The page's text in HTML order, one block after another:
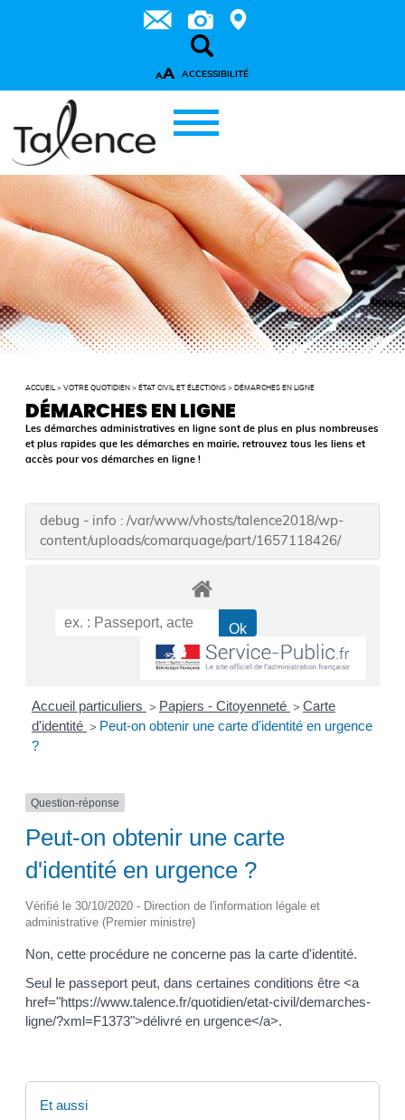
AA ACCESSIBILITÉ
ACCUEIL >VOTRE QUOTIDIEN > ÉTAT CIVIL ET ÉLECTIONS > DÉMARCHES EN LIGNE
DÉMARCHES EN LIGNE
Les démarches administratives en ligne sont de plus en plus nombreuses
et plus rapides que les démarches en mairie, retrouvez tous les liens et
accès pour vos démarches en ligne !
debug - info : /var/www/vhosts/talence2018/wp-
content/uploads/comarquage/part/1657118426/
Accueil particuliers > Papiers - Citoyenneté > Carte
d'identité > Peut-on obtenir une carte d'identité en urgence
?
Question-réponse
Peut-on obtenir une carte
d'identité en urgence ?
Vérifié le 30/10/2020 - Direction de l'information légale et
administrative (Premier ministre)
Non, cette procédure ne concerne pas la carte d'identité.
Seul le passeport peut, dans certaines conditions être <a
href="https://www.talence.fr/quotidien/etat-civil/demarches-
ligne/?xml=F1373">délivré en urgence</a>.
Et aussi